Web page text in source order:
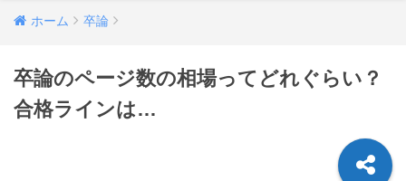
ホーム 卒論
卒論のページ数の相場ってどれぐらい？
合格ラインは…